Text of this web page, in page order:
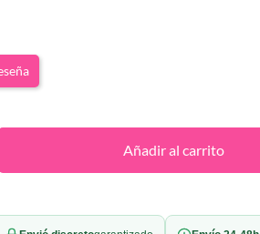
Añadir al carrito